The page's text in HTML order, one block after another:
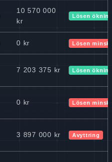
10 570 000
kr
Lösen
0 kr Lösen
7 203 375 kr Lösen
0 kr Lösen
3 897 000 kr Avyttring